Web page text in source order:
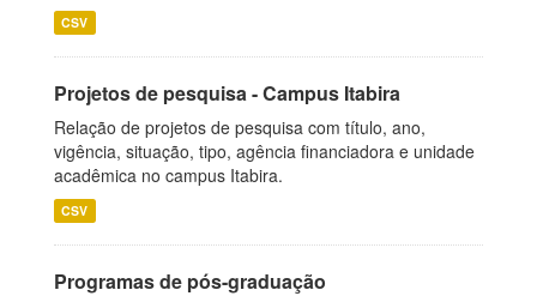
CSV
Projetos de pesquisa - Campus Itabira
Relação de projetos de pesquisa com título, ano,
vigência, situação, tipo, agência financiadora e unidade
acadêmica no campus Itabira.
CSV
Programas de pós-graduação